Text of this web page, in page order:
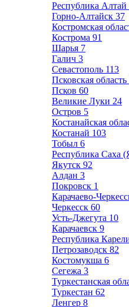
Республика Алтай
Горно-Алтайск 37
Костромская
Кострома 91
Шарья 7
Галич 3
Севастополь 113
Псковская область
Псков 60
Великие Луки 24
Остров 5
Костанайская
Костанай 103
Тобыл 6
Республика Саха
Якутск 92
Алдан 3
Покровск 1
Карачаево-
Черкесск 60
Усть-Джегута 10
Карачаевск 9
Республика
Петрозаводск 82
Костомукша 6
Сегежа 3
Туркестанская
Туркестан 62
Ленгер 8